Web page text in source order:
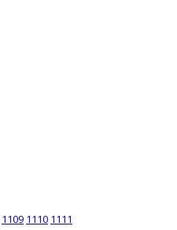
1109 1110 1111